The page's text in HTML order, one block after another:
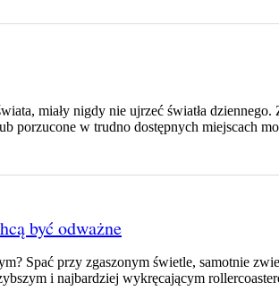
miały nigdy nie ujrzeć światła dziennego.
porzucone w trudno dostępnych miejscach
być odważne
Spać przy zgaszonym świetle, samotnie
i najbardziej wykręcającym